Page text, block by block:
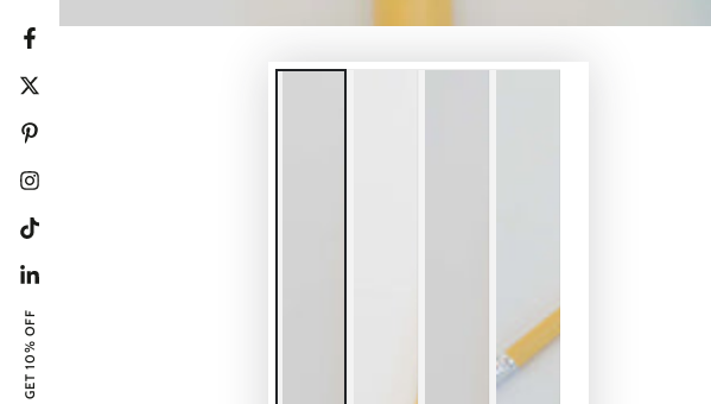
Facebook
Twitter
Pinterest
Instagram
Tiktok
Linkedin
GET 10% OFF